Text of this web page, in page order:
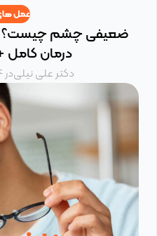
عمل
ضعیفی چشم چیست؟
درمان کامل
دکتر علی نیلیدر 24 بهمن 1403